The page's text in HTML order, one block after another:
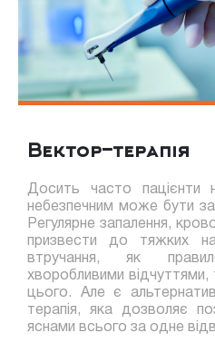
Вектор-терапія
Досить часто пацієнти
небезпечним може бути
Регулярне запалення,
призвести до тяжких
втручання, як
хворобливими відчуттями,
цього. Але є
терапія, яка дозволяє
яснами всього за одне